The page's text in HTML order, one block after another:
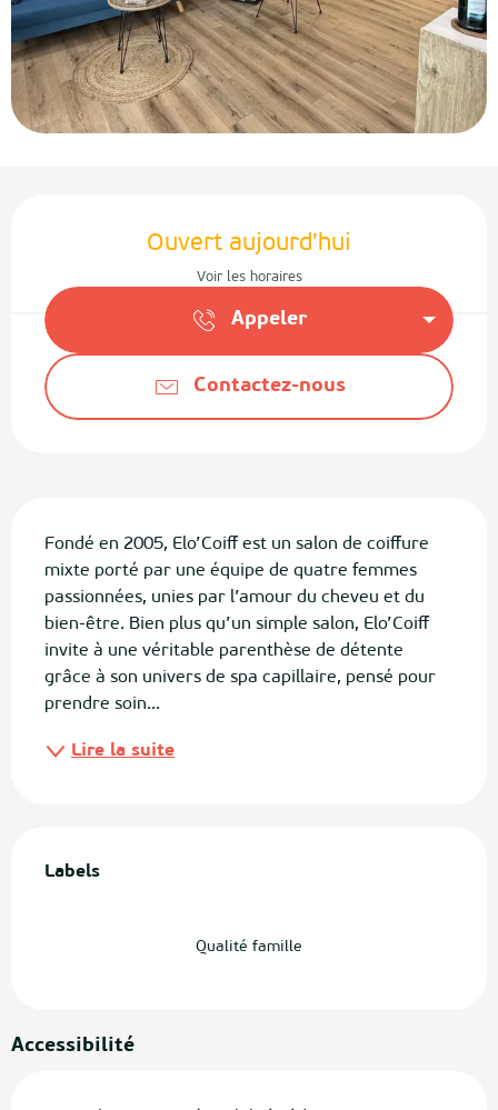
Ouvert aujourd'hui
Voir les horaires
Appeler
Contactez-nous
Fondé en 2005, Elo’Coiff est un salon de coiffure
mixte porté par une équipe de quatre femmes
passionnées, unies par l’amour du cheveu et du
bien-être. Bien plus qu’un simple salon, Elo’Coiff
invite à une véritable parenthèse de détente
grâce à son univers de spa capillaire, pensé pour
prendre soin...
Lire la suite
Labels
Labels
Qualité famille
Accessibilité